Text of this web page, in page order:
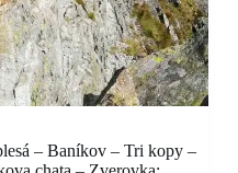
– Baníkov – Tri kopy –